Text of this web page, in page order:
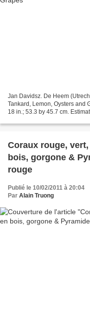
Jan Davidsz. De Heem
Tankard, Lemon, Oysters and
18 in.; 53.3 by 45.7 cm.
Coraux rouge,
bois, gorgone &
rouge
Publié le 10/02/2011 à 20:04
Par Alain Truong